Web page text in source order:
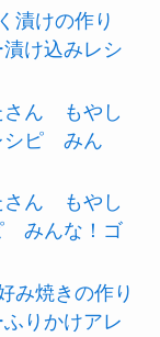
漬けの作り
け込みレシ
さん もやし
シピ みん
さん もやし
みんな！ゴ
み焼きの作り
りかけアレ